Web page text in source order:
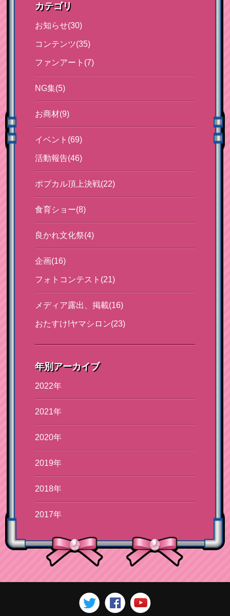
カテゴリ
お知らせ(30)
コンテンツ(35)
ファンアート(7)
NG集(5)
お商材(9)
イベント(69)
活動報告(46)
ポプカル頂上決戦(22)
食育ショー(8)
良かれ文化祭(4)
企画(16)
フォトコンテスト(21)
メディア露出、掲載(16)
おたすけ!ヤマシロン(23)
年別アーカイブ
2022年
2021年
2020年
2019年
2018年
2017年